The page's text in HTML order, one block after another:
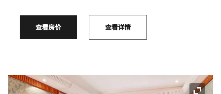
查看房价 查看详情